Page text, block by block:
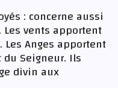
: concerne aussi
vents apportent
Anges apportent
Seigneur. Ils
divin aux